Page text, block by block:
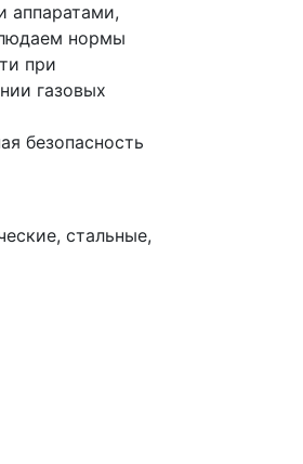
аппаратами,
нормы
при
газовых
безопасность
стальные,